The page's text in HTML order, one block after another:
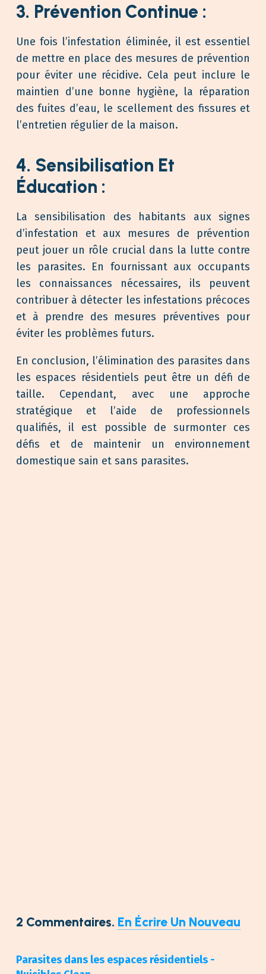
3. Prévention Continue :
Une fois l’infestation éliminée, il est essentiel
de mettre en place des mesures de prévention
pour éviter une récidive. Cela peut inclure le
maintien d’une bonne hygiène, la réparation
des fuites d’eau, le scellement des fissures et
l’entretien régulier de la maison.
4. Sensibilisation Et
Éducation :
La sensibilisation des habitants aux signes
d’infestation et aux mesures de prévention
peut jouer un rôle crucial dans la lutte contre
les parasites. En fournissant aux occupants
les connaissances nécessaires, ils peuvent
contribuer à détecter les infestations précoces
et à prendre des mesures préventives pour
éviter les problèmes futurs.
En conclusion, l’élimination des parasites dans
les espaces résidentiels peut être un défi de
taille. Cependant, avec une approche
stratégique et l’aide de professionnels
qualifiés, il est possible de surmonter ces
défis et de maintenir un environnement
domestique sain et sans parasites.
2 Commentaires. En Écrire Un Nouveau
Parasites dans les espaces résidentiels -